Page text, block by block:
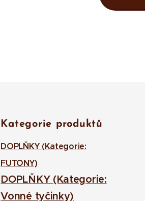
Kategorie produktů
DOPLŇKY (Kategorie:
FUTONY)
DOPLŇKY (Kategorie:
Vonné tyčinky)